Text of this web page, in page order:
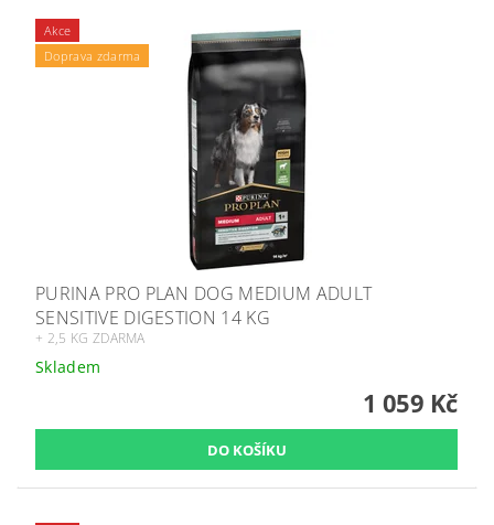
Akce
Doprava zdarma
PURINA PRO PLAN DOG MEDIUM ADULT
SENSITIVE DIGESTION 14 KG
+ 2,5 KG ZDARMA
Skladem
1 059 Kč